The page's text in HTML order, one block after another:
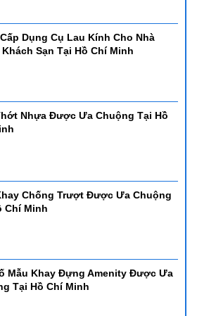
Dụng Cụ Lau Kính Cho Nhà
Khách Sạn Tại Hồ Chí Minh
Nhựa Được Ưa Chuộng Tại Hồ
Chống Trượt Được Ưa Chuộng
Chí Minh
Mẫu Khay Đựng Amenity Được Ưa
Tại Hồ Chí Minh